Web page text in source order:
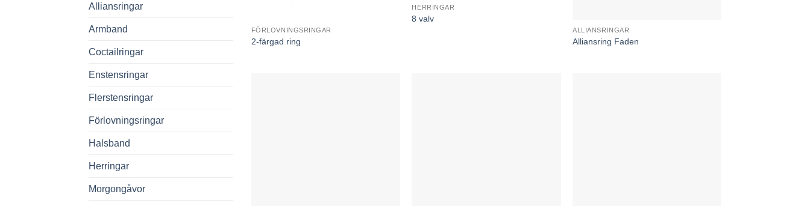
Alliansringar
Armband
Coctailringar
Enstensringar
Flerstensringar
Förlovningsringar
Halsband
Herringar
Morgongåvor
FÖRLOVNINGSRINGAR
2-färgad ring
HERRINGAR
8 valv
ALLIANSRINGAR
Alliansring Faden